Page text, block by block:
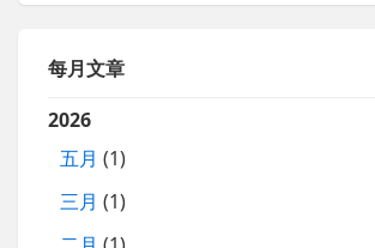
每月文章
2026
五月 (1)
三月 (1)